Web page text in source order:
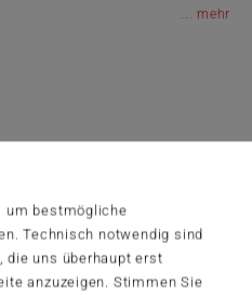
um bestmögliche
Technisch notwendig sind
die uns überhaupt erst
anzuzeigen. Stimmen Sie
...
Newsletter
sichern